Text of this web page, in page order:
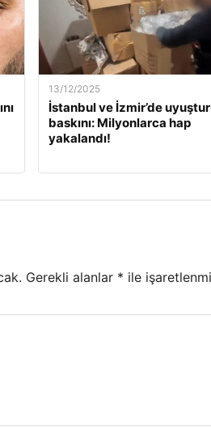
13/12/2025
İstanbul ve İzmir’de
baskını: Milyonlarca hap
yakalandı!
Gerekli alanlar * ile